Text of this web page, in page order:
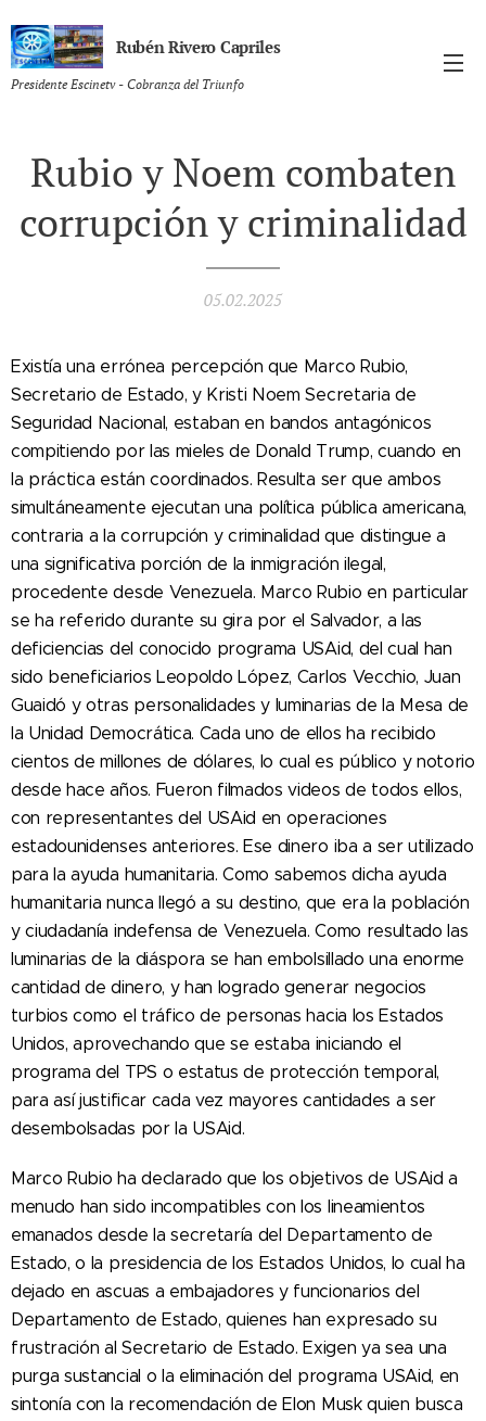
Rubén Rivero Capriles
Presidente Escinetv - Cobranza del Triunfo
Rubio y Noem combaten
corrupción y criminalidad
05.02.2025
Existía una errónea percepción que Marco Rubio,
Secretario de Estado, y Kristi Noem Secretaria de
Seguridad Nacional, estaban en bandos antagónicos
compitiendo por las mieles de Donald Trump, cuando en
la práctica están coordinados. Resulta ser que ambos
simultáneamente ejecutan una política pública americana,
contraria a la corrupción y criminalidad que distingue a
una significativa porción de la inmigración ilegal,
procedente desde Venezuela. Marco Rubio en particular
se ha referido durante su gira por el Salvador, a las
deficiencias del conocido programa USAid, del cual han
sido beneficiarios Leopoldo López, Carlos Vecchio, Juan
Guaidó y otras personalidades y luminarias de la Mesa de
la Unidad Democrática. Cada uno de ellos ha recibido
cientos de millones de dólares, lo cual es público y notorio
desde hace años. Fueron filmados videos de todos ellos,
con representantes del USAid en operaciones
estadounidenses anteriores. Ese dinero iba a ser utilizado
para la ayuda humanitaria. Como sabemos dicha ayuda
humanitaria nunca llegó a su destino, que era la población
y ciudadanía indefensa de Venezuela. Como resultado las
luminarias de la diáspora se han embolsillado una enorme
cantidad de dinero, y han logrado generar negocios
turbios como el tráfico de personas hacia los Estados
Unidos, aprovechando que se estaba iniciando el
programa del TPS o estatus de protección temporal,
para así justificar cada vez mayores cantidades a ser
desembolsadas por la USAid.
Marco Rubio ha declarado que los objetivos de USAid a
menudo han sido incompatibles con los lineamientos
emanados desde la secretaría del Departamento de
Estado, o la presidencia de los Estados Unidos, lo cual ha
dejado en ascuas a embajadores y funcionarios del
Departamento de Estado, quienes han expresado su
frustración al Secretario de Estado. Exigen ya sea una
purga sustancial o la eliminación del programa USAid, en
sintonía con la recomendación de Elon Musk quien busca